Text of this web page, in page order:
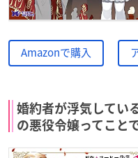
Amazonで購入
婚約者が浮気してい
の悪役令嬢ってこと